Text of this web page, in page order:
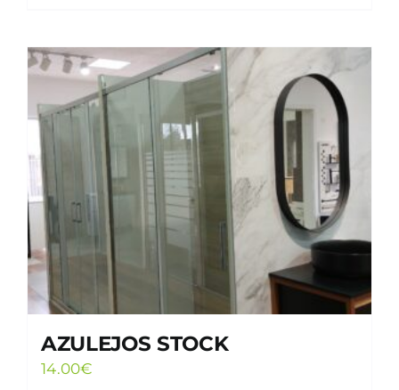
AZULEJOS STOCK
14.00€